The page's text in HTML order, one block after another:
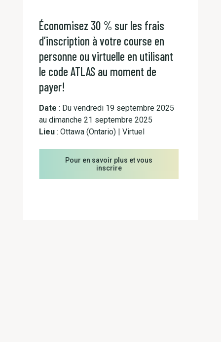
Économisez 30 % sur les frais
d’inscription à votre course en
personne ou virtuelle en utilisant
le code ATLAS au moment de
payer!
Date : Du vendredi 19 septembre 2025
au dimanche 21 septembre 2025
Lieu : Ottawa (Ontario) | Virtuel
Pour en savoir plus et vous
inscrire